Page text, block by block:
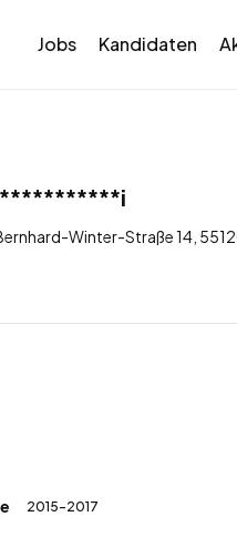
Jobs Kandidaten
Winter-Straße 14,
2015-2017